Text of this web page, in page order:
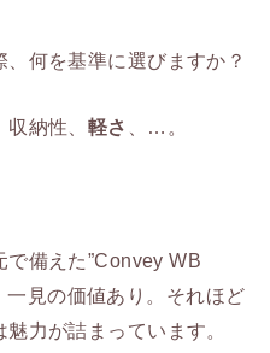
何を基準に選びますか？
納性、 軽さ 、…。
で備えた”Convey WB
見の価値あり。それほど
力が詰まっています。